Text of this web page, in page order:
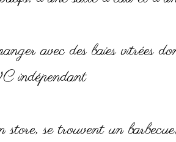
avec des baies vitrées
indépendant
se trouvent un